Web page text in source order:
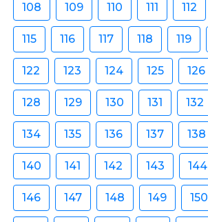
108 109 110 111 112
115 116 117 118 119
122 123 124 125 126
128 129 130 131 132
134 135 136 137 138
140 141 142 143 144
146 147 148 149 150